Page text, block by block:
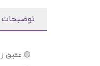
توضیحات
🟡 عقیق